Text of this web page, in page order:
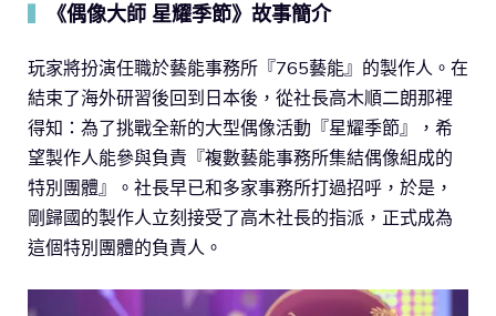
《偶像大師 星耀季節》故事簡介
玩家將扮演任職於藝能事務所『765藝能』的製作人。在
結束了海外研習後回到日本後，從社長高木順二朗那裡
得知：為了挑戰全新的大型偶像活動『星耀季節』，希
望製作人能參與負責『複數藝能事務所集結偶像組成的
特別團體』。社長早已和多家事務所打過招呼，於是，
剛歸國的製作人立刻接受了高木社長的指派，正式成為
這個特別團體的負責人。